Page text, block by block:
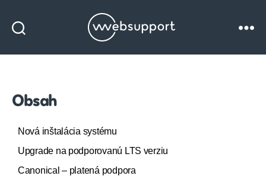
Websupport
Obsah
Nová inštalácia systému
Upgrade na podporovanú LTS verziu
Canonical – platená podpora